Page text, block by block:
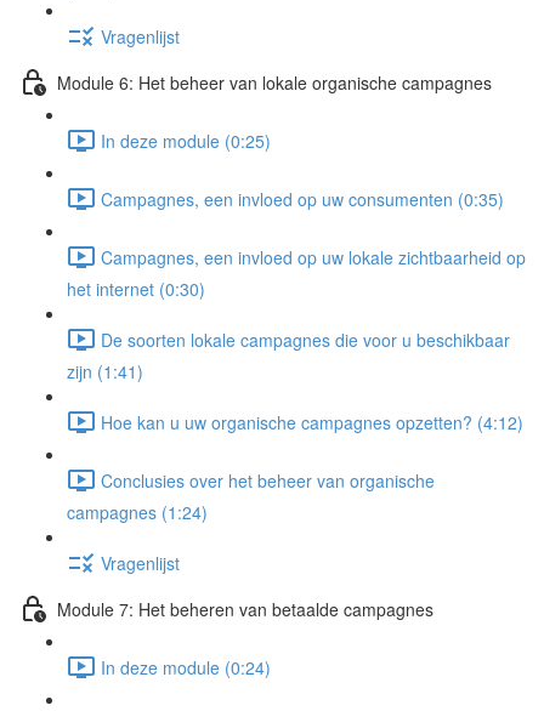
Vragenlijst
Module 6: Het beheer van lokale organische campagnes
In deze module (0:25)
Campagnes, een invloed op uw consumenten (0:35)
Campagnes, een invloed op uw lokale zichtbaarheid op
het internet (0:30)
De soorten lokale campagnes die voor u beschikbaar
zijn (1:41)
Hoe kan u uw organische campagnes opzetten? (4:12)
Conclusies over het beheer van organische
campagnes (1:24)
Vragenlijst
Module 7: Het beheren van betaalde campagnes
In deze module (0:24)